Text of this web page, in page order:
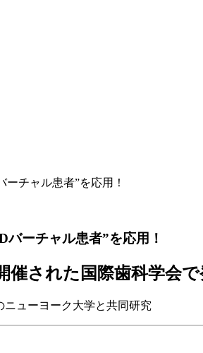
ーチャル患者”を応用！
バーチャル患者”を応用！
された国際歯科学会で
ューヨーク大学と共同研究